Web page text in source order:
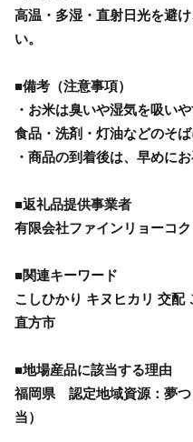
高温・多湿・直射日光を避
い。
■備考（注意事項）
・お米は臭いや湿気を吸い
食品・洗剤・灯油などのそば
・商品の到着後は、早めに
■返礼品提供事業者
有限会社ファインリョーコク
■関連キーワード
こしひかり キヌヒカリ 交配
直方市
■地場産品に該当する理由
福岡県 認定地域資源：夢つ
当）